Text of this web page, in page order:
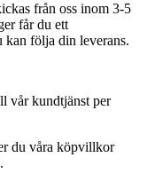
från oss inom 3-5
får du ett
följa din leverans.
vår kundtjänst per
du våra köpvillkor